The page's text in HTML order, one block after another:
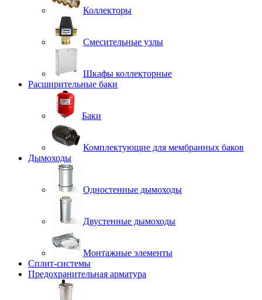
Коллекторы
Смесительные узлы
Шкафы коллекторные
Расширительные баки
Баки
Комплектующие для мембранных баков
Дымоходы
Одностенные дымоходы
Двустенные дымоходы
Монтажные элементы
Сплит-системы
Предохранительная арматура